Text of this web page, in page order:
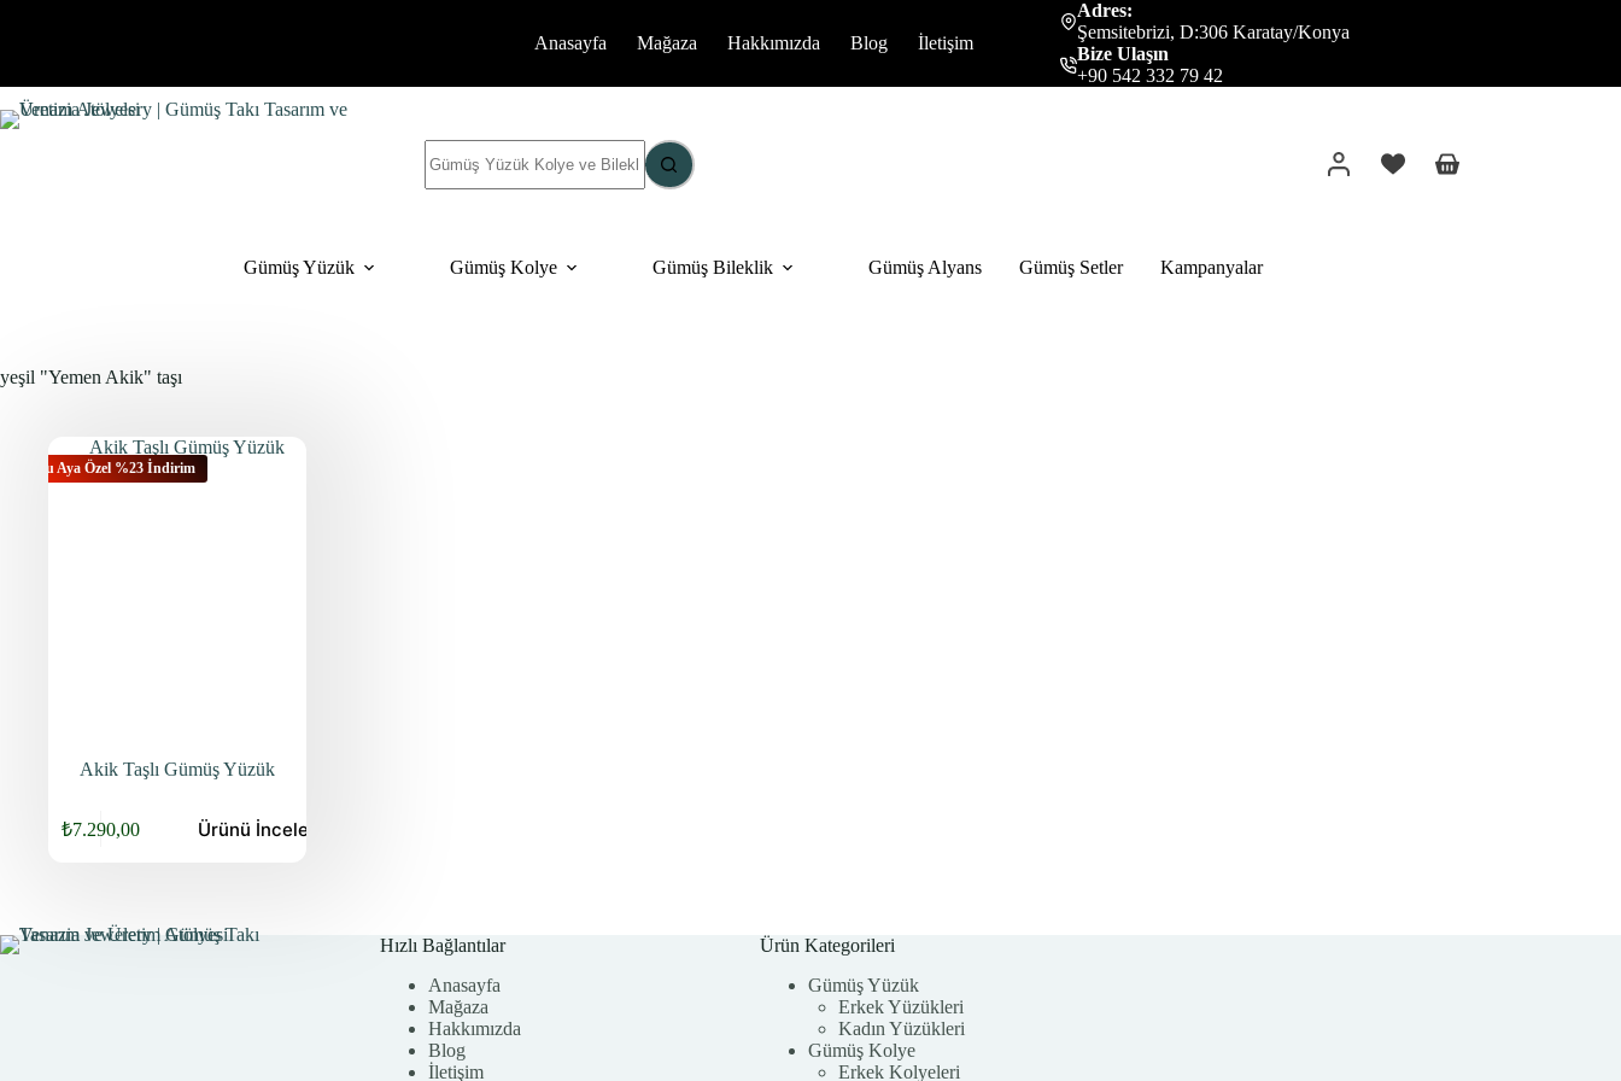
Anasayfa Mağaza Hakkımızda Blog İletişim
Adres:
Şemsitebrizi, D:306 Karatay/Konya
Bize Ulaşın
+90 542 332 79 42
yok
Alışveriş
Gümüş Yüzük Gümüş Kolye Gümüş Bileklik Gümüş Alyans Gümüş Setler Kampanyalar
yeşil "Yemen Akik" taşı
Bu Aya Özel %23 İndirim
Akik Taşlı Gümüş Yüzük
Orijinal
₺7.290,00
Şu
Ürünü İncele
Hızlı Bağlantılar
Anasayfa
Mağaza
Hakkımızda
Blog
İletişim
Ürün Kategorileri
Gümüş Yüzük
Erkek Yüzükleri
Kadın Yüzükleri
Gümüş Kolye
Erkek Kolyeleri